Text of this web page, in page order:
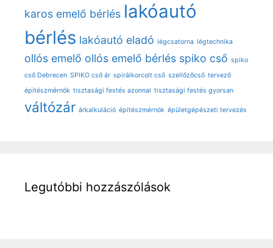
karos emelő bérlés lakóautó
bérlés lakóautó eladó légcsatorna légtechnika
ollós emelő ollós emelő bérlés spiko cső spiko
cső Debrecen SPIKO cső ár spirálkorcolt cső szellőzőcső tervező
építészmérnök tisztasági festés azonnal tisztasági festés gyorsan
váltózár árkalkuláció építészmérnök épületgépészeti tervezés
Legutóbbi hozzászólások